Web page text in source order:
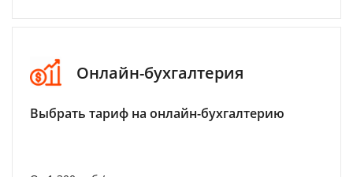
Онлайн-бухгалтерия
Выбрать тариф на онлайн-бухгалтерию